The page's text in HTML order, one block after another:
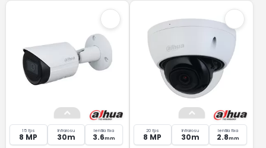
15 fps
8 MP
Infrarosu
30m
lentila fixa
3.6mm
20 fps
8 MP
Infrarosu
30m
lentila fixa
2.8mm